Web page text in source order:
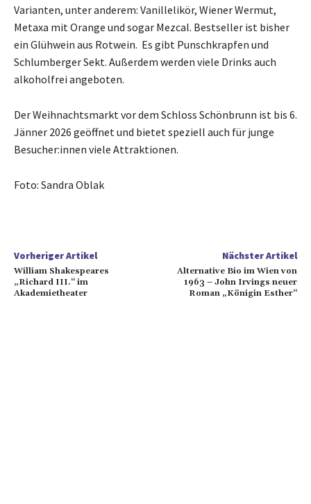
Varianten, unter anderem: Vanillelikör, Wiener Wermut,
Metaxa mit Orange und sogar Mezcal. Bestseller ist bisher
ein Glühwein aus Rotwein. Es gibt Punschkrapfen und
Schlumberger Sekt. Außerdem werden viele Drinks auch
alkoholfrei angeboten.
Der Weihnachtsmarkt vor dem Schloss Schönbrunn ist bis 6.
Jänner 2026 geöffnet und bietet speziell auch für junge
Besucher:innen viele Attraktionen.
Foto: Sandra Oblak
Vorheriger Artikel
William Shakespeares
„Richard III.“ im
Akademietheater
Nächster Artikel
Alternative Bio im Wien von
1963 – John Irvings neuer
Roman „Königin Esther“